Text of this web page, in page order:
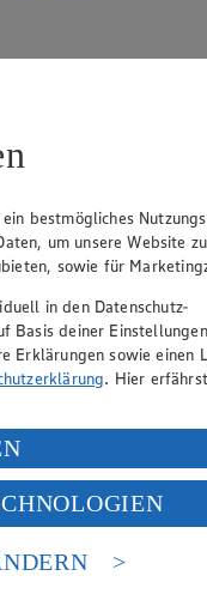
träumte Andreas
schließlich die Berliner
Kaffee ist hier noch
bestmögliches
um unsere Website zu
sowie für
in den Datenschutz-
Basis deiner
Erklärungen sowie einen
. Hier
durch Facebook und
Art. 49 Abs. 1 Satz 1 lit.
EuGH sieht die USA als
Datenschutzniveau an. Es